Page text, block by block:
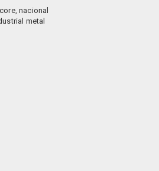
nacional
metal